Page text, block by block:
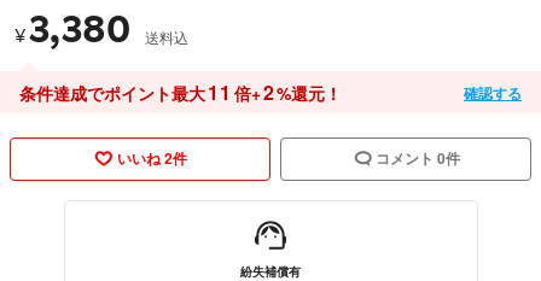
¥3,380 送料込
条件達成でポイント最大11 倍+2%還元！ 確認する
いいね 2件 コメント 0件
紛失補償有